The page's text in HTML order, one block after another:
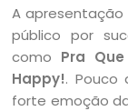
A apresentação
público por
como Pra
Happy!. Pouco
forte emoção